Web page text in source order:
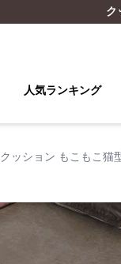
ク
人気ランキング
クッション もこもこ猫